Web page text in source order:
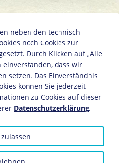
Museum,
in folgende LeMO-Seite:
neben den technisch
noch Cookies zur
Durch Klicken auf „Alle
einverstanden, dass wir
setzen. Das Einverständnis
können Sie jederzeit
zu Cookies auf dieser
Datenschutzerklärung.